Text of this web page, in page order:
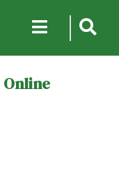
Online